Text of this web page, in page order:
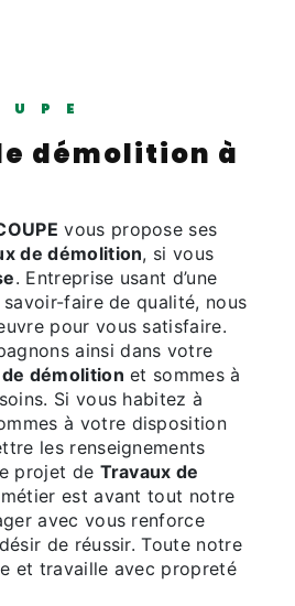
démolition à
vous propose ses
de démolition, si vous
. Entreprise usant d’une
savoir-faire de qualité, nous
pour vous satisfaire.
ainsi dans votre
démolition et sommes à
Si vous habitez à
à votre disposition
les renseignements
projet de Travaux de
est avant tout notre
avec vous renforce
de réussir. Toute notre
et travaille avec propreté